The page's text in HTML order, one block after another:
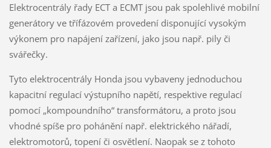
Elektrocentrály řady ECT a ECMT jsou pak spolehlivé mobilní
generátory ve třífázovém provedení disponující vysokým
výkonem pro napájení zařízení, jako jsou např. pily či
svářečky.
Tyto elektrocentrály Honda jsou vybaveny jednoduchou
kapacitní regulací výstupního napětí, respektive regulací
pomocí „kompoundního“ transformátoru, a proto jsou
vhodné spíše pro pohánění např. elektrického nářadí,
elektromotorů, topení či osvětlení. Naopak se z tohoto